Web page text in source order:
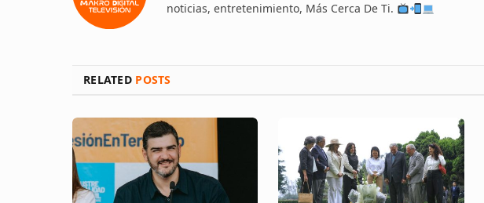
noticias, entretenimiento, Más Cerca De Ti.
RELATED POSTS